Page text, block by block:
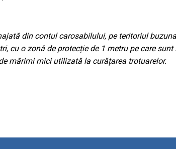
din contul carosabilului, pe teritoriul
cu o zonă de protecție de 1 metru pe care
mărimi mici utilizată la curățarea trotuarelor.